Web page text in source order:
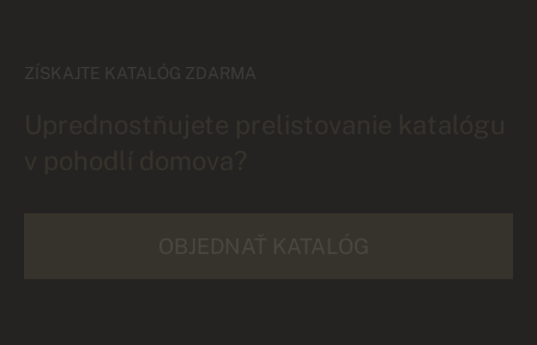
ZÍSKAJTE KATALÓG ZDARMA